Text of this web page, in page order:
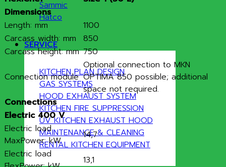
Sammic
Hatco
SERVICE
KITCHEN PLAN DESIGN
GAS SYSTEMS
HOOD EXHAUST SYSTEM
KITCHEN FIRE SUPPRESSION
UV KITCHEN EXHAUST HOOD
MAINTENANCE & CLEANING
RENTAL KITCHEN EQUIPMENT
Dimensions
Length: mm
1100
Carcass width: mm
850
Carcass height: mm 750
Connection module
Optional connection to MKN
OPTIMA 850 possible; additional
space not required.
Connections
Electric 400 V
Electric load
MaxPower: kW
14,7
Electric load
13,1